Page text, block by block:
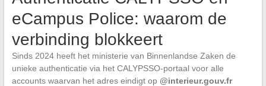
eCampus Police: waarom de
verbinding blokkeert
Sinds 2024 heeft het ministerie van Binnenlandse Zaken de
unieke authenticatie via het CALYPSSO-portaal voor alle
accounts waarvan het adres eindigt op @interieur.gouv.fr